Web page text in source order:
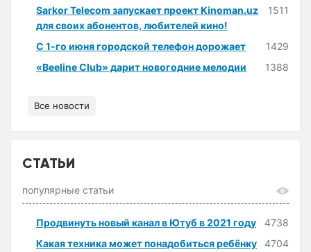
Sarkor Telecom запускает проект Kinoman.uz
для своих абонентов, любителей кино!
1511
С 1-го июня городской телефон дорожает
1429
«Beeline Club» дарит новогодние мелодии
1388
Все новости
СТАТЬИ
популярные статьи
Продвинуть новый канал в Ютуб в 2021 году
4738
Какая техника может понадобиться ребёнку
4704